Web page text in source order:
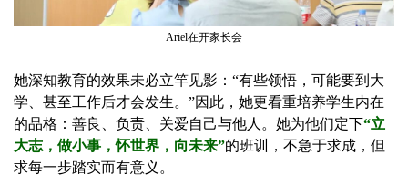
Ariel在开家长会
她深知教育的效果未必立竿见影：“有些领悟，可能要到大
学、甚至工作后才会发生。”因此，她更看重培养学生内在
的品格：善良、负责、关爱自己与他人。她为他们定下“立
大志，做小事，怀世界，向未来”的班训，不急于求成，但
求每一步踏实而有意义。